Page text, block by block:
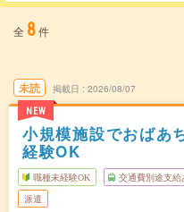
全 8件
未読
NEW
掲載日 2026/08/07
小規模施設でおばあ
経験OK
職種未経験OK 交通費別途支給
派遣